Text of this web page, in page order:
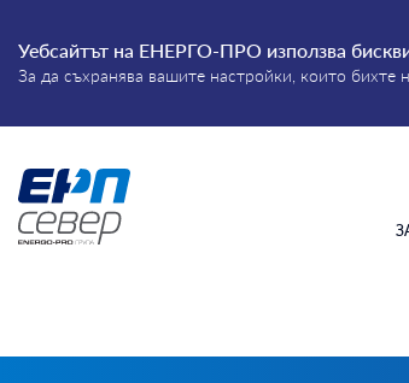
Уебсайтът на ЕНЕРГО-ПРО използва
За да съхранява вашите настройки, които
Въведете дума или фраза
Energo-